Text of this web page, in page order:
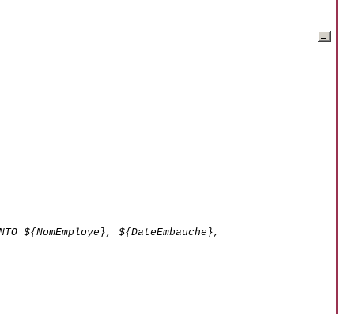
${NomEmploye}, ${DateEmbauche},